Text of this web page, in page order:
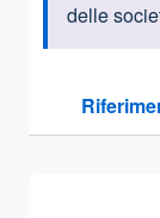
delle
Sezione